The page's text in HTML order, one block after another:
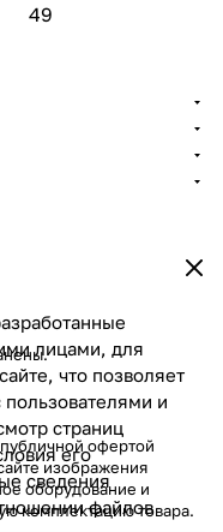
49
лицами, для
что позволяет
и
страниц
его
сведения
файлов
офертой
изображения
оборудование и
комплектацию товара.